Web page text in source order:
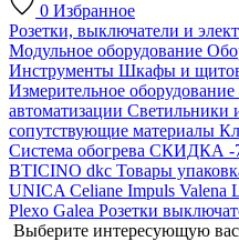
0 Избранное
Розетки, выключатели и
Модульное оборудование
Инструменты Шкафы и
Измерительное оборудование
автоматизации Светильники
сопутствующие материалы
Система обогрева СКИДКА -
BTICINO dkc Товары
UNICA Celiane Impuls Valena
Plexo Galea Розетки
Выберите интересующую